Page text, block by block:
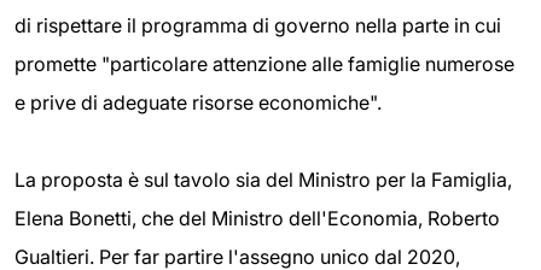
di rispettare il programma di governo nella parte in cui
promette "particolare attenzione alle famiglie numerose
e prive di adeguate risorse economiche".
La proposta è sul tavolo sia del Ministro per la Famiglia,
Elena Bonetti, che del Ministro dell'Economia, Roberto
Gualtieri. Per far partire l'assegno unico dal 2020,